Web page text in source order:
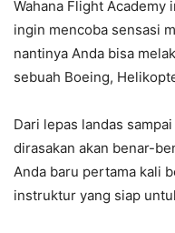
Wahana Flight Academy
ingin mencoba sensasi
nantinya Anda bisa
sebuah Boeing,
Dari lepas landas
dirasakan akan benar-
Anda baru pertama kali
instruktur yang siap